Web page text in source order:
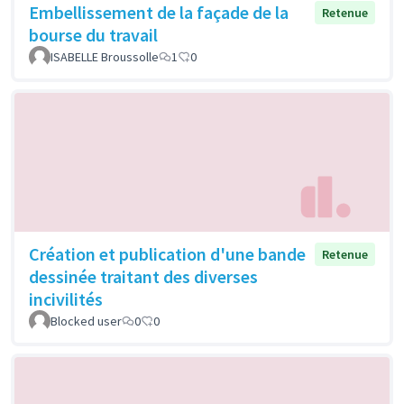
Embellissement de la façade de la
bourse du travail
Retenue
ISABELLE Broussolle 1 0
Création et publication d'une bande
dessinée traitant des diverses
incivilités
Retenue
Blocked user 0 0